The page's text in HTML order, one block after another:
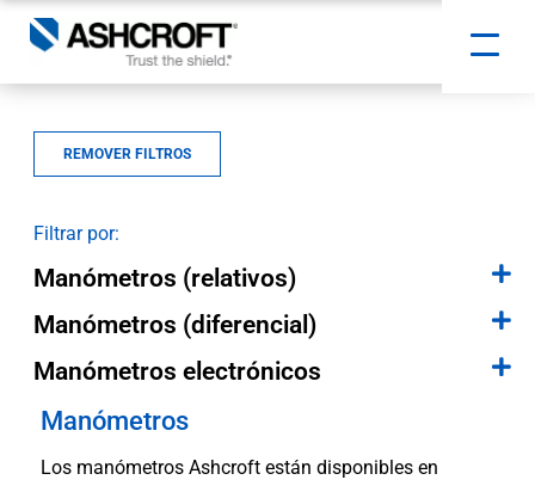
REMOVER FILTROS
Filtrar por:
Manómetros (relativos)
Manómetros (diferencial)
Manómetros electrónicos
Manómetros
Los manómetros Ashcroft están disponibles en